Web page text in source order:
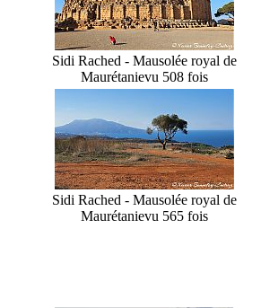
Sidi Rached - Mausolée royal de
Maurétanievu 508 fois
Sidi Rached - Mausolée royal de
Maurétanievu 565 fois